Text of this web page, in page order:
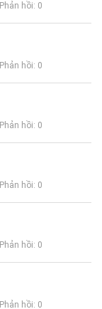
Phản hồi: 0
Phản hồi: 0
Phản hồi: 0
Phản hồi: 0
Phản hồi: 0
Phản hồi: 0